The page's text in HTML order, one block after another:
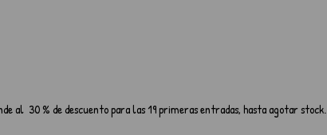
al  30 % de descuento para las 19 primeras entradas, hasta agotar stock.